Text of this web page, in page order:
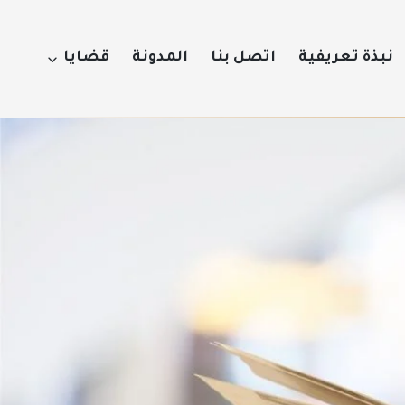
نبذة تعريفية اتصل بنا المدونة قضايا